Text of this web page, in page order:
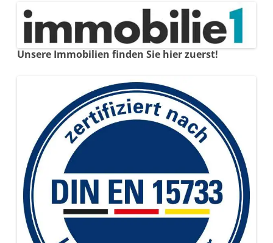
Unsere Immobilien finden Sie hier zuerst!